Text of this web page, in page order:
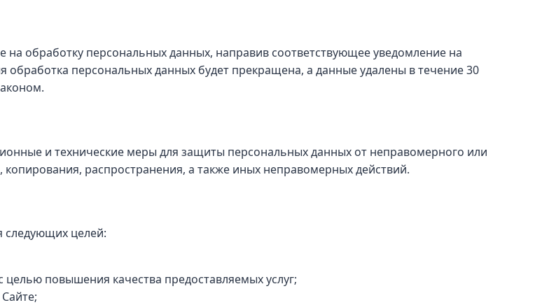
на обработку персональных данных, направив соответствующее уведомление на
персональных данных будет прекращена, а данные удалены в течение 30
и технические меры для защиты персональных данных от неправомерного или
распространения, а также иных неправомерных действий.
следующих целей:
повышения качества предоставляемых услуг;